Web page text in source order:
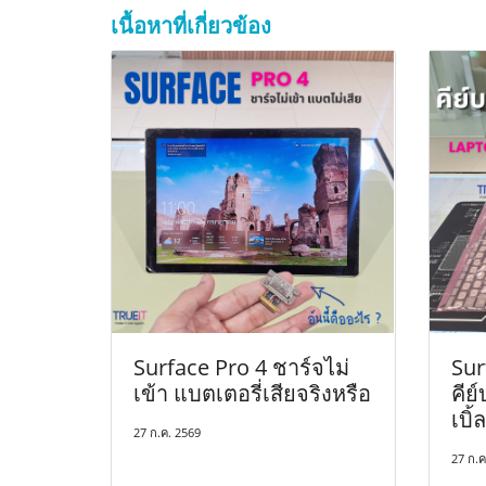
เนื้อหาที่เกี่ยวข้อง
Surface Pro 4 ชาร์จไม่
เข้า แบตเตอรี่เสียจริงหรือ
27 ก.ค. 2569
คีย์
เบิ้ล
27 ก.